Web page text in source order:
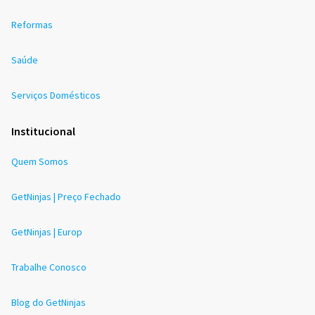
Reformas
Saúde
Serviços Domésticos
Institucional
Quem Somos
GetNinjas | Preço Fechado
GetNinjas | Europ
Trabalhe Conosco
Blog do GetNinjas